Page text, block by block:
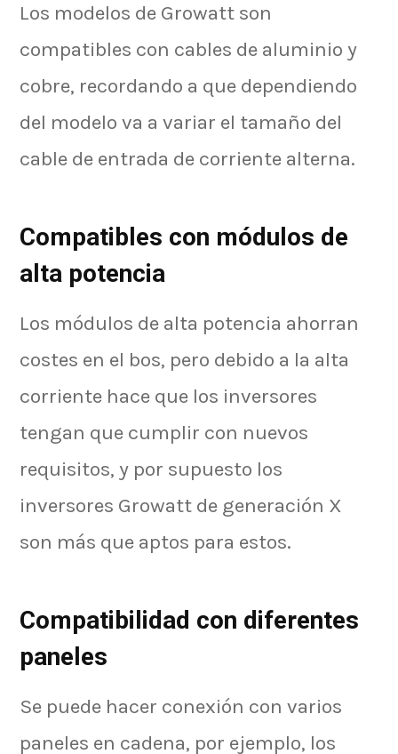
Los modelos de Growatt son
compatibles con cables de aluminio y
cobre, recordando a que dependiendo
del modelo va a variar el tamaño del
cable de entrada de corriente alterna.
Compatibles con módulos de
alta potencia
Los módulos de alta potencia ahorran
costes en el bos, pero debido a la alta
corriente hace que los inversores
tengan que cumplir con nuevos
requisitos, y por supuesto los
inversores Growatt de generación X
son más que aptos para estos.
Compatibilidad con diferentes
paneles
Se puede hacer conexión con varios
paneles en cadena, por ejemplo, los